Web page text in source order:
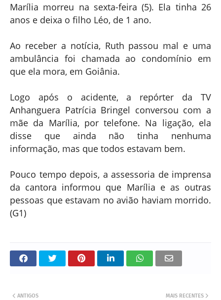
Marília morreu na sexta-feira (5). Ela tinha 26
anos e deixa o filho Léo, de 1 ano.
Ao receber a notícia, Ruth passou mal e uma
ambulância foi chamada ao condomínio em
que ela mora, em Goiânia.
Logo após o acidente, a repórter da TV
Anhanguera Patrícia Bringel conversou com a
mãe da Marília, por telefone. Na ligação, ela
disse que ainda não tinha nenhuma
informação, mas que todos estavam bem.
Pouco tempo depois, a assessoria de imprensa
da cantora informou que Marília e as outras
pessoas que estavam no avião haviam morrido.
(G1)
MAIS RECENTES
ANTIGOS